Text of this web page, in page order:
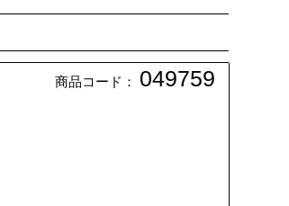
商品コード： 049759